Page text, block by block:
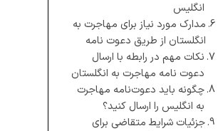
انگلیس
مدارک مورد نیاز برای مهاجرت به
انگلستان از طریق دعوت‌ نامه
نکات مهم در رابطه با ارسال
دعوت‌ نامه مهاجرت به انگلستان
چگونه باید دعوت‌نامه مهاجرت
به انگلیس را ارسال کنید؟
جزئیات شرایط متقاضی برای